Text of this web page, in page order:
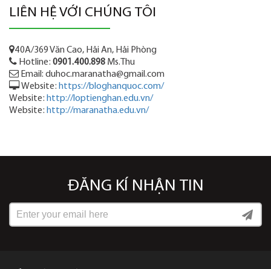
LIÊN HỆ VỚI CHÚNG TÔI
40A/369 Văn Cao, Hải An, Hải Phòng
Hotline: 0901.400.898 Ms.Thu
Email: duhoc.maranatha@gmail.com
Website: https://bloghanquoc.com/
Website: http://loptienghan.edu.vn/
Website: http://maranatha.edu.vn/
ĐĂNG KÍ NHẬN TIN